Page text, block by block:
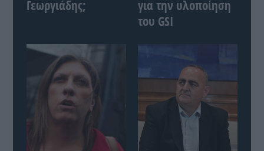
Γεωργιάδης;
για την υλοποίηση
του GSI